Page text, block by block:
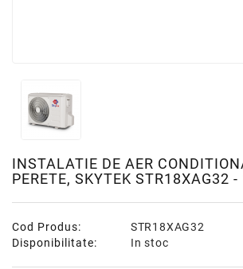
INSTALATIE DE AER
PERETE, SKYTEK STR18XAG32
Cod Produs:
STR18XAG32
Disponibilitate:
In stoc